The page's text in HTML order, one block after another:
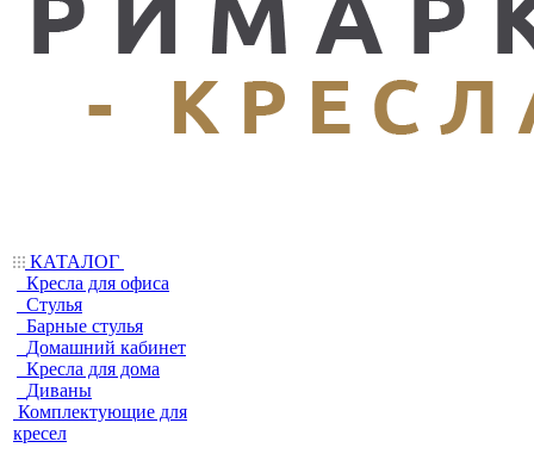
КАТАЛОГ
Кресла для офиса
Стулья
Барные стулья
Домашний кабинет
Кресла для дома
Диваны
Комплектующие для
кресел